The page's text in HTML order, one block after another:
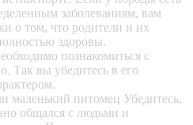
заболеваниям, вам
о том, что родители и их
здоровы.
познакомиться с
Так вы убедитесь в его
маленький питомец Убедитесь,
общался с людьми и